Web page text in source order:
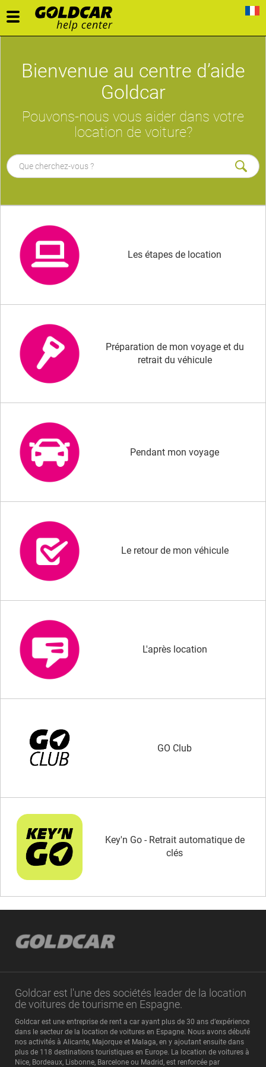
Toggle
navigation
Bienvenue au centre d’aide
Goldcar
Pouvons-nous vous aider dans votre
location de voiture?
Les étapes de location
Préparation de mon voyage et du
retrait du véhicule
Pendant mon voyage
Le retour de mon véhicule
L'après location
GO Club
Key'n Go - Retrait automatique de
clés
Goldcar est l'une des sociétés leader de la location
de voitures de tourisme en Espagne.
Goldcar est une entreprise de rent a car ayant plus de 30 ans d’expérience
dans le secteur de la location de voitures en Espagne. Nous avons débuté
nos activités à Alicante, Majorque et Malaga, en y ajoutant ensuite dans
plus de 118 destinations touristiques en Europe. La location de voitures à
Nice, Bordeaux, Lisbonne, Barcelone ou Madrid, est renforcée par